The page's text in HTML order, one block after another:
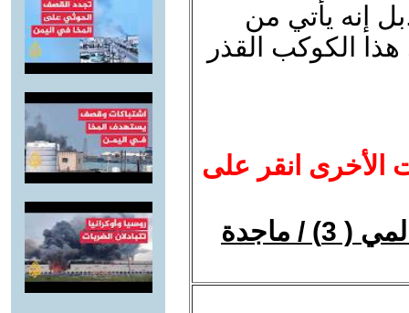
إنه يأتي من
الكوكب القذر
الأخرى انقر على
الدعوة لإنشاء تحالف عربي عالمي ( 3) / ماجدة